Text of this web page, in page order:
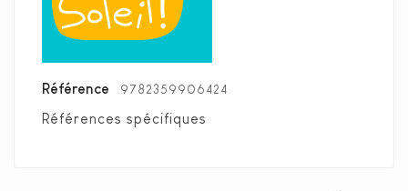
Référence 9782359906424
Références spécifiques